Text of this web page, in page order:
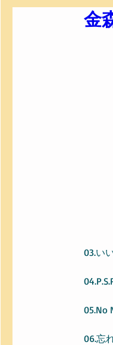
金
03.い
05.No
06.忘